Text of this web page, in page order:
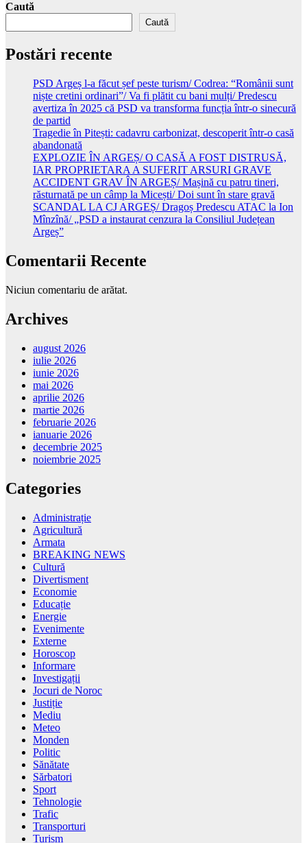
Caută
Caută
Postări recente
PSD Argeș l-a făcut șef peste turism/ Codrea: “Românii sunt
niște cretini ordinari”/ Va fi plătit cu bani mulți/ Predescu
avertiza în 2025 că PSD va transforma funcția într-o sinecură
de partid
Tragedie în Pitești: cadavru carbonizat, descoperit într-o casă
abandonată
EXPLOZIE ÎN ARGEȘ/ O CASĂ A FOST DISTRUSĂ,
IAR PROPRIETARA A SUFERIT ARSURI GRAVE
ACCIDENT GRAV ÎN ARGEȘ/ Mașină cu patru tineri,
răsturnată pe un câmp la Micești/ Doi sunt în stare gravă
SCANDAL LA CJ ARGEȘ/ Dragoș Predescu ATAC la Ion
Mînzînă/ „PSD a instaurat cenzura la Consiliul Județean
Argeș”
Comentarii Recente
Niciun comentariu de arătat.
Archives
august 2026
iulie 2026
iunie 2026
mai 2026
aprilie 2026
martie 2026
februarie 2026
ianuarie 2026
decembrie 2025
noiembrie 2025
Categories
Administrație
Agricultură
Armata
BREAKING NEWS
Cultură
Divertisment
Economie
Educație
Energie
Evenimente
Externe
Horoscop
Informare
Investigații
Jocuri de Noroc
Justiție
Mediu
Meteo
Monden
Politic
Sănătate
Sărbatori
Sport
Tehnologie
Trafic
Transporturi
Turism